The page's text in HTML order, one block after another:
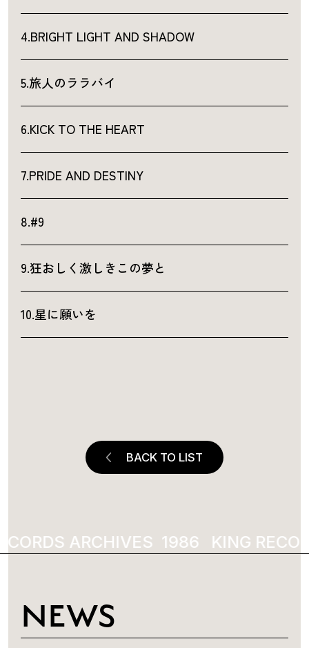
4.BRIGHT LIGHT AND SHADOW
5.旅人のララバイ
6.KICK TO THE HEART
7.PRIDE AND DESTINY
8.#9
9.狂おしく激しきこの夢と
10.星に願いを
BACK TO LIST
ARCHIVES 1986 KING
NEWS